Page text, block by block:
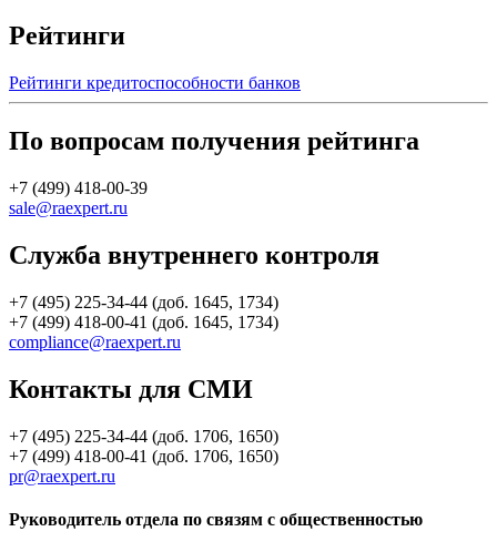
Рейтинги
Рейтинги кредитоспособности банков
По вопросам получения рейтинга
+7 (499) 418-00-39
sale@raexpert.ru
Служба внутреннего контроля
+7 (495) 225-34-44 (доб. 1645, 1734)
+7 (499) 418-00-41 (доб. 1645, 1734)
compliance@raexpert.ru
Контакты для СМИ
+7 (495) 225-34-44 (доб. 1706, 1650)
+7 (499) 418-00-41 (доб. 1706, 1650)
pr@raexpert.ru
Руководитель отдела по связям с общественностью